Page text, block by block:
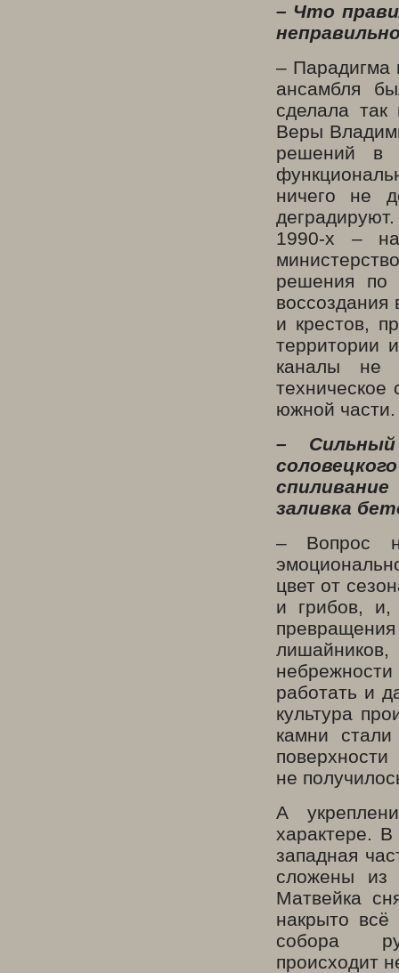
– Что
– Парадигма
ансамбля
сделала так
Веры
решений в
ничего не
1990-х –
решения по
воссоздания
и крестов,
территории
каналы не
техническое
южной части.
–
заливка
– Вопрос
цвет от
и грибов, и,
работать и
культура
камни
не
А
характере.
западная
сложены из
Матвейка
накрыто
собора
происходит